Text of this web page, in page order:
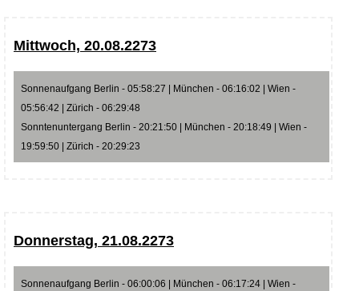
Mittwoch, 20.08.2273
Sonnenaufgang Berlin - 05:58:27 | München - 06:16:02 | Wien -
05:56:42 | Zürich - 06:29:48
Sonntenuntergang Berlin - 20:21:50 | München - 20:18:49 | Wien -
19:59:50 | Zürich - 20:29:23
Donnerstag, 21.08.2273
Sonnenaufgang Berlin - 06:00:06 | München - 06:17:24 | Wien -